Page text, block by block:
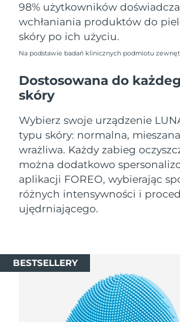
98% użytkowników
wchłaniania produktów do
skóry po ich użyciu.
Na podstawie badań klinicznych podmiotu
Dostosowana do
skóry
Wybierz swoje urządzenie
typu skóry: normalna,
wrażliwa. Każdy zabieg
można dodatkowo
aplikacji FOREO, wybierając
różnych intensywności i
ujędrniającego.
BESTSELLERY